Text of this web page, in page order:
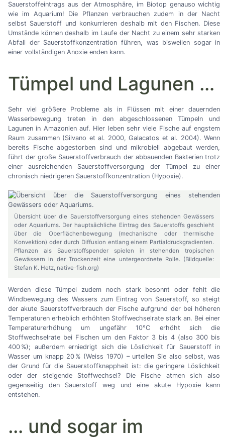
Sauerstoffeintrags aus der Atmosphäre, im Biotop genauso wichtig
wie im Aquarium! Die Pflanzen verbrauchen zudem in der Nacht
selbst Sauerstoff und konkurrieren deshalb mit den Fischen. Diese
Umstände können deshalb im Laufe der Nacht zu einem sehr starken
Abfall der Sauerstoffkonzentration führen, was bisweilen sogar in
einer vollständigen Anoxie enden kann.
Tümpel und Lagunen …
Sehr viel größere Probleme als in Flüssen mit einer dauernden
Wasserbewegung treten in den abgeschlossenen Tümpeln und
Lagunen in Amazonien auf. Hier leben sehr viele Fische auf engstem
Raum zusammen (Silvano et al. 2000, Galacatos et al. 2004). Wenn
bereits Fische abgestorben sind und mikrobiell abgebaut werden,
führt der große Sauerstoffverbrauch der abbauenden Bakterien trotz
einer ausreichenden Sauerstoffversorgung der Tümpel zu einer
chronisch niedrigeren Sauerstoffkonzentration (Hypoxie).
Übersicht über die Sauerstoffversorgung eines stehenden Gewässers
oder Aquariums. Der hauptsächliche Eintrag des Sauerstoffs geschieht
über die Oberflächenbewegung (mechanische oder thermische
Konvektion) oder durch Diffusion entlang einem Partialdruckgradienten.
Pflanzen als Sauerstoffspender spielen in stehenden tropischen
Gewässern in der Trockenzeit eine untergeordnete Rolle. (Bildquelle:
Stefan K. Hetz, native-fish.org)
Werden diese Tümpel zudem noch stark besonnt oder fehlt die
Windbewegung des Wassers zum Eintrag von Sauerstoff, so steigt
der akute Sauerstoffverbrauch der Fische aufgrund der bei höheren
Temperaturen erheblich erhöhten Stoffwechselrate stark an. Bei einer
Temperaturerhöhung um ungefähr 10°C erhöht sich die
Stoffwechselrate bei Fischen um den Faktor 3 bis 4 (also 300 bis
400 %); außerdem erniedrigt sich die Löslichkeit für Sauerstoff in
Wasser um knapp 20 % (Weiss 1970) –urteilen Sie also selbst, was
der Grund für die Sauerstoffknappheit ist: die geringere Löslichkeit
oder der steigende Stoffwechsel? Die Fische atmen sich also
gegenseitig den Sauerstoff weg und eine akute Hypoxie kann
entstehen.
… und sogar im